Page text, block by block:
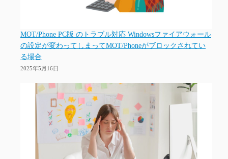
MOT/Phone PC版 のトラブル対応 Windowsファイアウォール
の設定が変わってしまってMOT/Phoneがブロックされてい
る場合
2025年5月16日